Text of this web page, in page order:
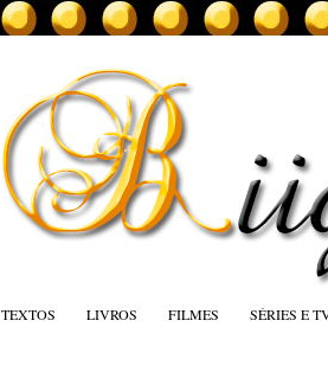
TEXTOS LIVROS FILMES SÉRIES E